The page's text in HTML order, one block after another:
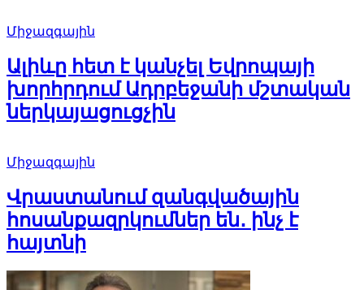
Միջազգային
Ալիևը հետ է կանչել Եվրոպայի
խորհրդում Ադրբեջանի մշտական
ներկայացուցչին
Միջազգային
Վրաստանում զանգվածային
հոսանքազրկումներ են․ ինչ է
հայտնի